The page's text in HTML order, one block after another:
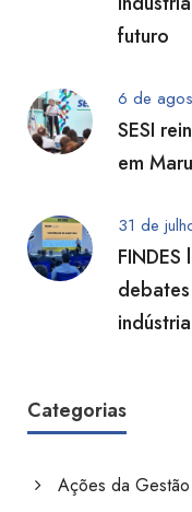
futuro
6 de
SESI
em
31 de
Categorias
Ações da Gestão